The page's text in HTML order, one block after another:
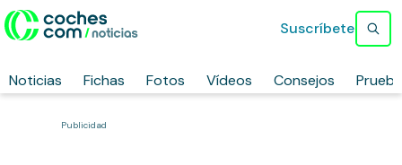
Noticias Fichas Fotos Vídeos Consejos
Suscríbete
Publicidad